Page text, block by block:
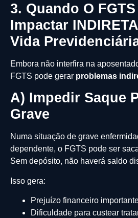
3. Quando O
Impactar
Vida
Embora não interfira na
FGTS pode gerar problemas
A) Impedir Saque
Grave
Numa situação de grave
dependente, o FGTS pode ser
Sem depósito, não haverá saldo
Isso gera:
Prejuízo financeiro
Dificuldade para custear